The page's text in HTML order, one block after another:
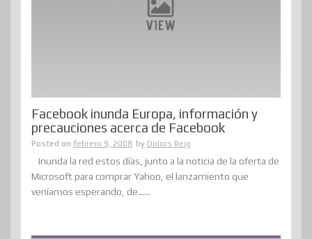
Facebook inunda Europa, información y
precauciones acerca de Facebook
Posted on febrero 9, 2008 by Dolors Reig
Inunda la red estos días, junto a la noticia de la oferta de
Microsoft para comprar Yahoo, el lanzamiento que
veníamos esperando, de......